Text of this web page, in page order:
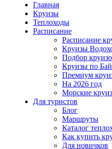
Главная
Круизы
Теплоходы
Расписание
Расписание
Круизы
Подбор
Круизы по
Премиум
На 2026 год
Морские
Для туристов
Блог
Маршруты
Каталог
Как купить
Для новичков